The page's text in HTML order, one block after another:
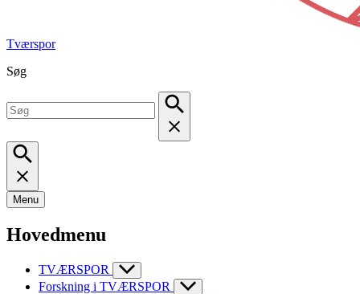
Tværspor
Søg
Menu
Hovedmenu
TVÆRSPOR
Forskning i TVÆRSPOR